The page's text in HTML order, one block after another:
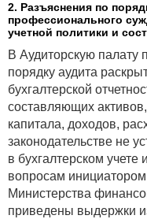
§ совокупную
инвестиций (ранее —
инструменты на конец
7.11A(c));
§ увеличение или
стоимости в течение
признаваемой в
дохода, с отдельным
изменения в
которых было
периода, и суммы
2. Разъяснения по
профессионального
учетной политики и
В Аудиторскую палату
порядку аудита
бухгалтерской
составляющих
капитала, доходов,
законодательстве не
в бухгалтерском
вопросам инициатором
Министерства
приведены выдержки